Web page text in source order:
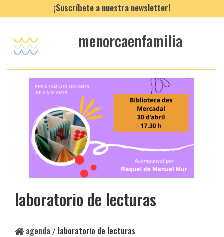
¡Suscríbete a nuestra newsletter!
menorcaenfamilia
laboratorio de lecturas
agenda / laboratorio de lecturas